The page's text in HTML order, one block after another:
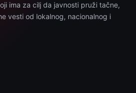
ima za cilj da javnosti pruži tačne,
vesti od lokalnog, nacionalnog i